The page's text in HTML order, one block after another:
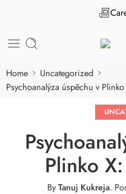
Home
Uncategorized
Psychoanalýza úspěchu v
Plinko
ByTanuj Kukreja.